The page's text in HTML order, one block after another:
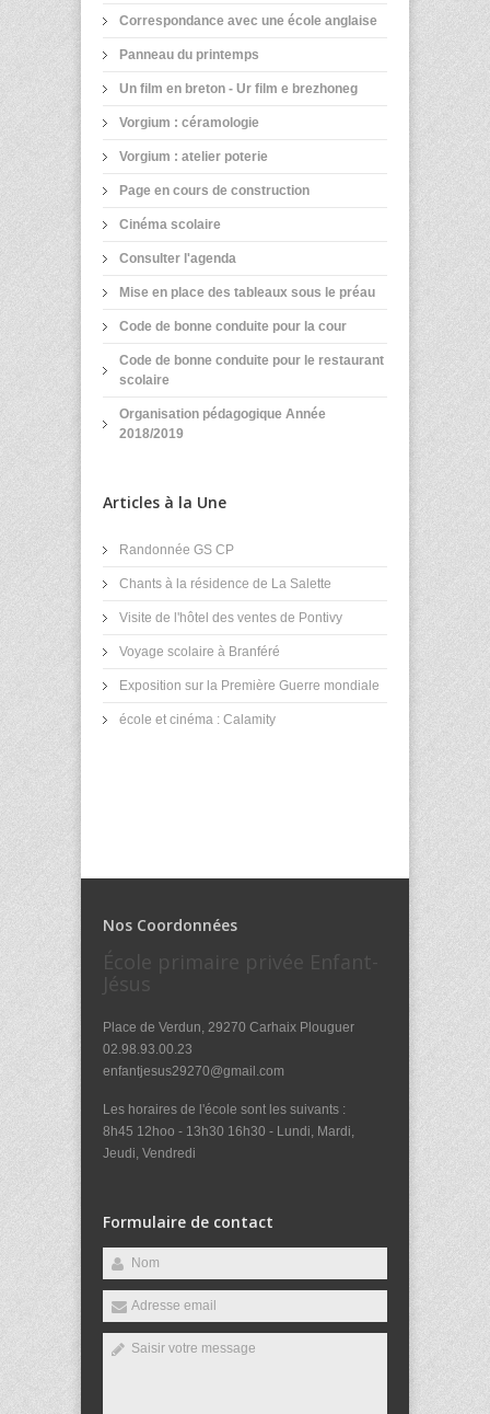
Correspondance avec une école anglaise
Panneau du printemps
Un film en breton - Ur film e brezhoneg
Vorgium : céramologie
Vorgium : atelier poterie
Page en cours de construction
Cinéma scolaire
Consulter l'agenda
Mise en place des tableaux sous le préau
Code de bonne conduite pour la cour
Code de bonne conduite pour le restaurant
scolaire
Organisation pédagogique Année
2018/2019
Articles à la Une
Randonnée GS CP
Chants à la résidence de La Salette
Visite de l'hôtel des ventes de Pontivy
Voyage scolaire à Branféré
Exposition sur la Première Guerre mondiale
école et cinéma : Calamity
Nos Coordonnées
École primaire privée Enfant-
Jésus
Place de Verdun, 29270 Carhaix Plouguer
02.98.93.00.23
enfantjesus29270@gmail.com
Les horaires de l'école sont les suivants :
8h45 12hoo - 13h30 16h30 - Lundi, Mardi,
Jeudi, Vendredi
Formulaire de contact